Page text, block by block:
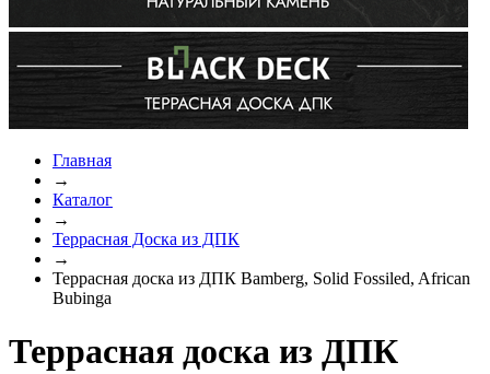
Главная
→
Каталог
→
Террасная Доска из ДПК
→
Террасная доска из ДПК Bamberg, Solid Fossiled, African
Bubinga
Террасная доска из ДПК